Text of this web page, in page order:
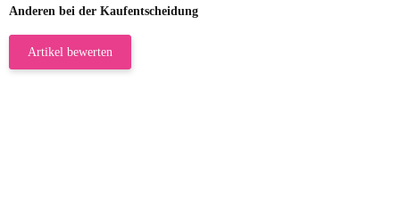
Anderen bei der Kaufentscheidung
Artikel bewerten